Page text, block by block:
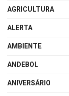
AGRICULTURA
ALERTA
AMBIENTE
ANDEBOL
ANIVERSÁRIO